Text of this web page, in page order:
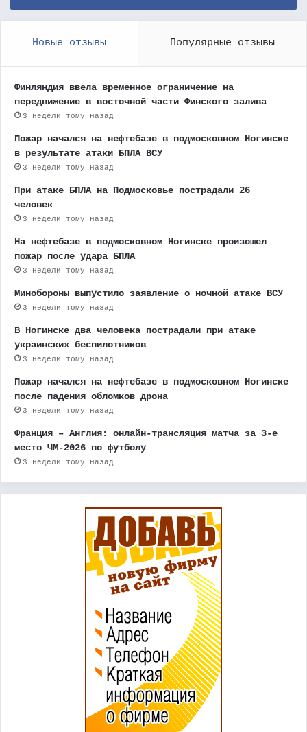
Новые отзывы Популярные отзывы
Финляндия ввела временное ограничение на
передвижение в восточной части Финского залива
3 недели тому назад
Пожар начался на нефтебазе в подмосковном Ногинске
в результате атаки БПЛА ВСУ
3 недели тому назад
При атаке БПЛА на Подмосковье пострадали 26
человек
3 недели тому назад
На нефтебазе в подмосковном Ногинске произошел
пожар после удара БПЛА
3 недели тому назад
Минобороны выпустило заявление о ночной атаке ВСУ
3 недели тому назад
В Ногинске два человека пострадали при атаке
украинских беспилотников
3 недели тому назад
Пожар начался на нефтебазе в подмосковном Ногинске
после падения обломков дрона
3 недели тому назад
Франция – Англия: онлайн-трансляция матча за 3-е
место ЧМ-2026 по футболу
3 недели тому назад